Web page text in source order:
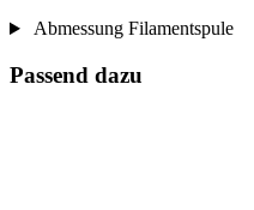
Abmessung Filamentspule
Passend dazu